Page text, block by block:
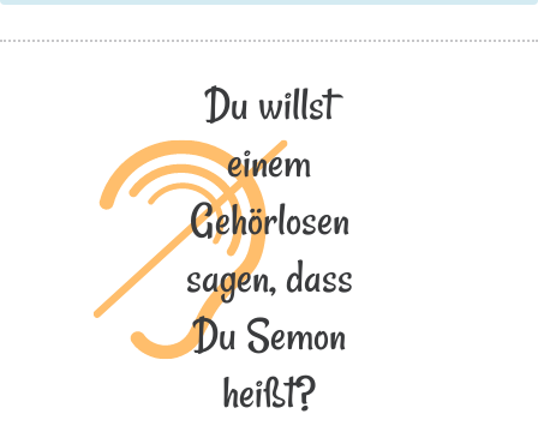
Du willst
einem
Gehörlosen
sagen, dass
Du Semon
heißt?